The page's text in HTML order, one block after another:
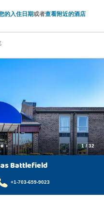
的入住日期或者查看附近的酒店
1/ 32
Battlefield
+1-703-659-9023